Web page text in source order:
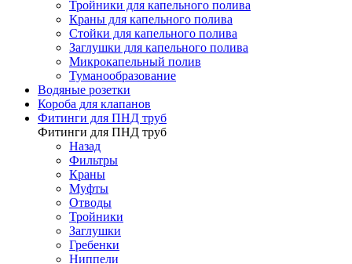
Тройники для капельного полива
Краны для капельного полива
Стойки для капельного полива
Заглушки для капельного полива
Микрокапельный полив
Туманообразование
Водяные розетки
Короба для клапанов
Фитинги для ПНД труб
Фитинги для ПНД труб
Назад
Фильтры
Краны
Муфты
Отводы
Тройники
Заглушки
Гребенки
Ниппели